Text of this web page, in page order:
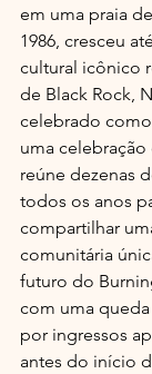
em uma praia
1986, cresceu
cultural icônico
de Black Rock,
celebrado
uma
reúne dezenas
todos os anos
compartilhar
comunitária
futuro do
com uma
por ingressos
antes do início